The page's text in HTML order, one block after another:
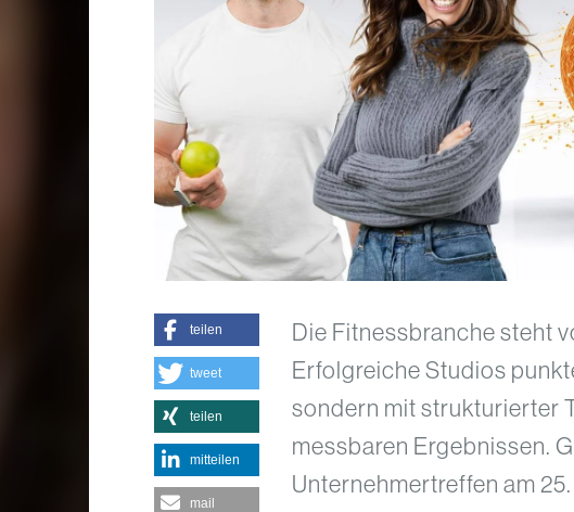
Die Fitnessbranche steht
Erfolgreiche Studios
sondern mit strukturierter
messbaren Ergebnissen.
Unternehmertreffen am
teilen
tweet
teilen
mitteilen
mail